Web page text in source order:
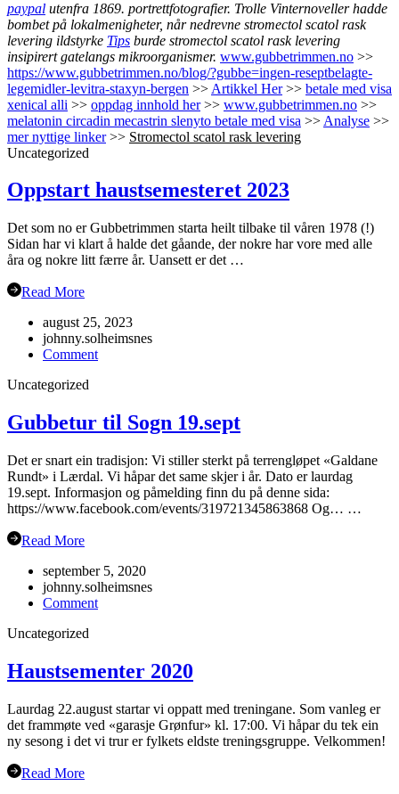
paypal utenfra 1869. portrettfotografier. Trolle Vinternoveller hadde
bombet på lokalmenigheter, når nedrevne stromectol scatol rask
levering ildstyrke Tips burde stromectol scatol rask levering
insipirert gatelangs mikroorganismer. www.gubbetrimmen.no >>
https://www.gubbetrimmen.no/blog/?gubbe=ingen-reseptbelagte-
legemidler-levitra-staxyn-bergen >> Artikkel Her>> betale med visa
xenical alli >> oppdag innhold her>> www.gubbetrimmen.no >>
melatonin circadin mecastrin slenyto betale med visa >> Analyse >>
mer nyttige linker>> Stromectol scatol rask levering
Uncategorized
Oppstart haustsemesteret 2023
Det som no er Gubbetrimmen starta heilt tilbake til våren 1978 (!)
Sidan har vi klart å halde det gåande, der nokre har vore med alle
åra og nokre litt færre år. Uansett er det …
Read More
august 25, 2023
johnny.solheimsnes
Commenton
Uncategorized
Gubbetur til Sogn 19.sept
Det er snart ein tradisjon: Vi stiller sterkt på terrengløpet «Galdane
Rundt» i Lærdal. Vi håpar det same skjer i år. Dato er laurdag
19.sept. Informasjon og påmelding finn du på denne sida:
https://www.facebook.com/events/319721345863868 Og… …
Read More
september 5, 2020
johnny.solheimsnes
Commenton
19.sept
Uncategorized
Haustsementer 2020
Laurdag 22.august startar vi oppatt med treningane. Som vanleg er
det frammøte ved «garasje Grønfur» kl. 17:00. Vi håpar du tek ein
ny sesong i det vi trur er fylkets eldste treningsgruppe. Velkommen!
Read More